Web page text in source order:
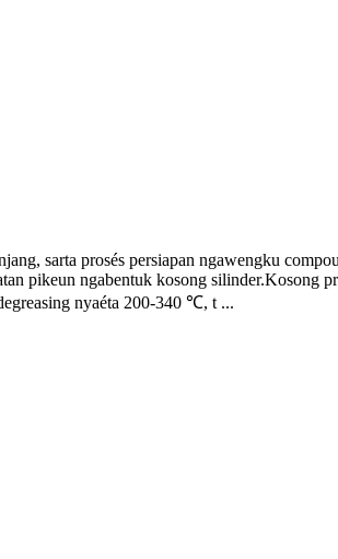
sarta prosés persiapan ngawengku
pikeun ngabentuk kosong silinder.Kosong
nyaéta 200-340 ℃, t ...